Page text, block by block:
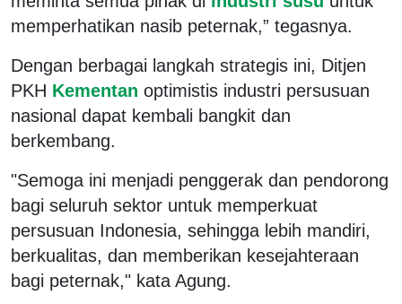
memperhatikan nasib peternak,” tegasnya.
Dengan berbagai langkah strategis ini, Ditjen
PKH Kementan optimistis industri persusuan
nasional dapat kembali bangkit dan
berkembang.
"Semoga ini menjadi penggerak dan pendorong
bagi seluruh sektor untuk memperkuat
persusuan Indonesia, sehingga lebih mandiri,
berkualitas, dan memberikan kesejahteraan
bagi peternak," kata Agung.